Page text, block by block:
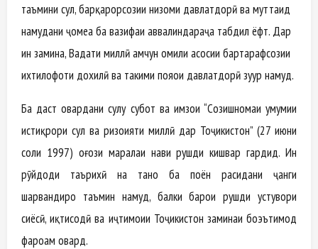
таъмини сулҳ, барқарорсозии низоми давлатдорӣ ва муттаҳид
намудани ҷомеа ба вазифаи аввалиндараҷа табдил ёфт. Дар
ин замина, Ваҳдати миллӣ ҳамчун омили асосии бартарафсозии
ихтилофоти дохилӣ ва таҳкими пояҳои давлатдорӣ зуҳур намуд.
Ба даст овардани сулҳу субот ва имзои “Созишномаи умумии
истиқрори сулҳ ва ризоияти миллӣ дар Тоҷикистон” (27 июни
соли 1997) оғози марҳалаи нави рушди кишвар гардид. Ин
рӯйдоди таърихӣ на танҳо ба поён расидани ҷанги
шаҳрвандиро таъмин намуд, балки барои рушди устувори
сиёсӣ, иқтисодӣ ва иҷтимоии Тоҷикистон заминаи боэътимод
фароҳам овард.